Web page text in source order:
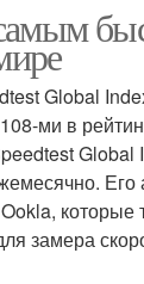
Global
ми в
Global
Его
которые
замера